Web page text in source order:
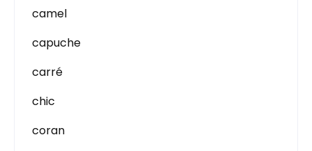
camel
capuche
carré
chic
coran